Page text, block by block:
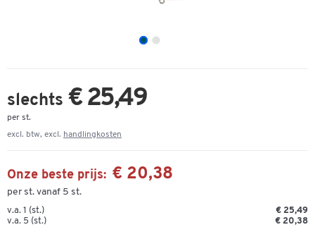
slechts € 25,49
per st.
excl. btw, excl. handlingkosten
Onze beste prijs: € 20,38
per st. vanaf 5 st.
v.a. 1 (st.)
€ 25,49
v.a. 5 (st.)
€ 20,38